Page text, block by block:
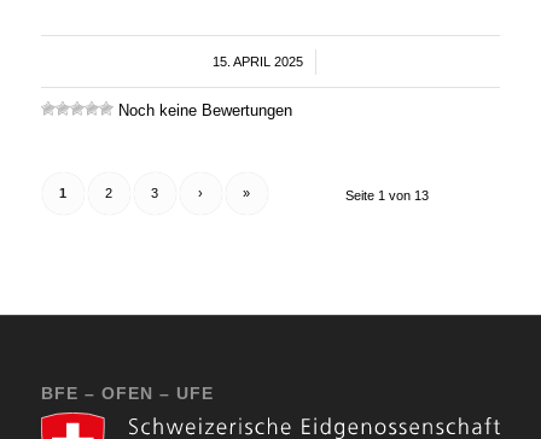
15. APRIL 2025
/
Noch keine Bewertungen
Seite 1 von 13
1 2 3 › »
BFE – OFEN – UFE